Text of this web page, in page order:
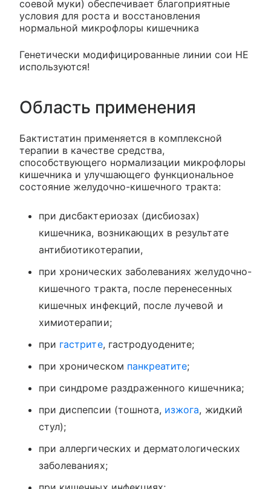
соевой муки) обеспечивает благоприятные
условия для роста и восстановления
нормальной микрофлоры кишечника
Генетически модифицированные линии сои НЕ
используются!
Область применения
Бактистатин применяется в комплексной
терапии в качестве средства,
способствующего нормализации микрофлоры
кишечника и улучшающего функциональное
состояние желудочно-кишечного тракта:
при дисбактериозах (дисбиозах)
кишечника, возникающих в результате
антибиотикотерапии,
при хронических заболеваниях желудочно-
кишечного тракта, после перенесенных
кишечных инфекций, после лучевой и
химиотерапии;
при гастрите, гастродуодените;
при хроническом панкреатите;
при синдроме раздраженного кишечника;
при диспепсии (тошнота, изжога, жидкий
стул);
при аллергических и дерматологических
заболеваниях;